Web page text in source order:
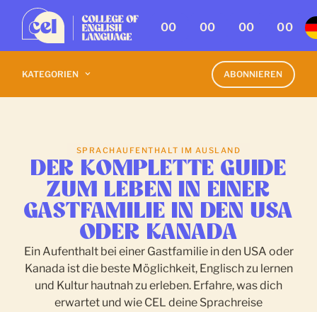
00 00 00 00
KATEGORIEN ABONNIEREN
SPRACHAUFENTHALT IM AUSLAND
DER KOMPLETTE GUIDE
ZUM LEBEN IN EINER
GASTFAMILIE IN DEN USA
ODER KANADA
Ein Aufenthalt bei einer Gastfamilie in den USA oder
Kanada ist die beste Möglichkeit, Englisch zu lernen
und Kultur hautnah zu erleben. Erfahre, was dich
erwartet und wie CEL deine Sprachreise